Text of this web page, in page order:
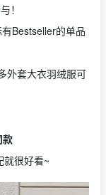
！
Bestseller的单品
外套大衣羽绒服可
就很好看~